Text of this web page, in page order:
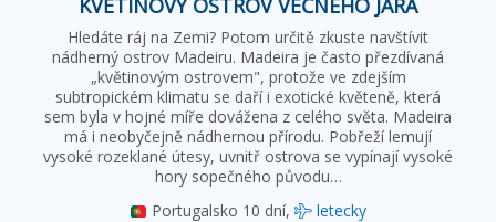
Hledáte ráj na Zemi? Potom určitě zkuste navštívit
nádherný ostrov Madeiru. Madeira je často přezdívaná
„květinovým ostrovem", protože ve zdejším
subtropickém klimatu se daří i exotické květeně, která
sem byla v hojné míře dovážena z celého světa. Madeira
má i neobyčejně nádhernou přírodu. Pobřeží lemují
vysoké rozeklané útesy, uvnitř ostrova se vypínají vysoké
hory sopečného původu…
Portugalsko 10 dní, letecky